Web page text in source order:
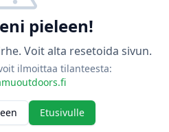
pieleen!
Voit alta resetoida sivun.
ilmoittaa tilanteesta:
Etusivulle